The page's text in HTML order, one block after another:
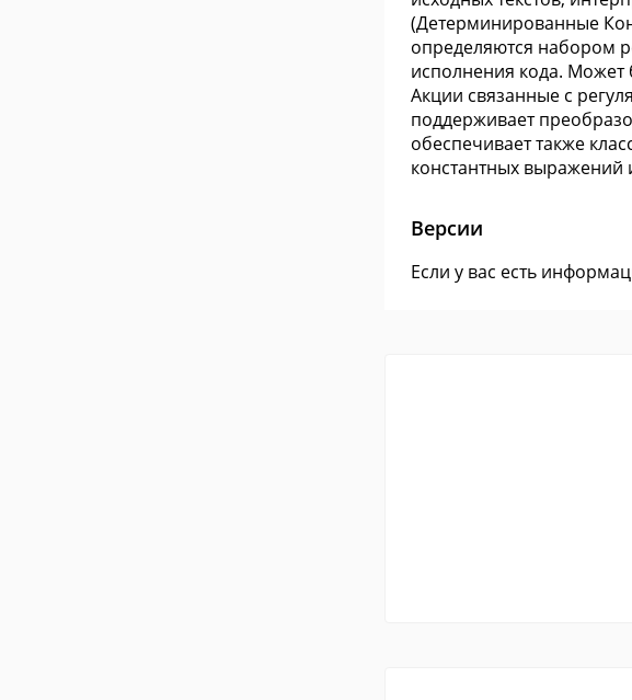
(Детерминированные
определяются набором
исполнения кода. Может
Акции связанные с
поддерживает
обеспечивает также
константных выражений
Версии
Если у вас есть